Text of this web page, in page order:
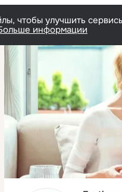
чтобы улучшить
информации